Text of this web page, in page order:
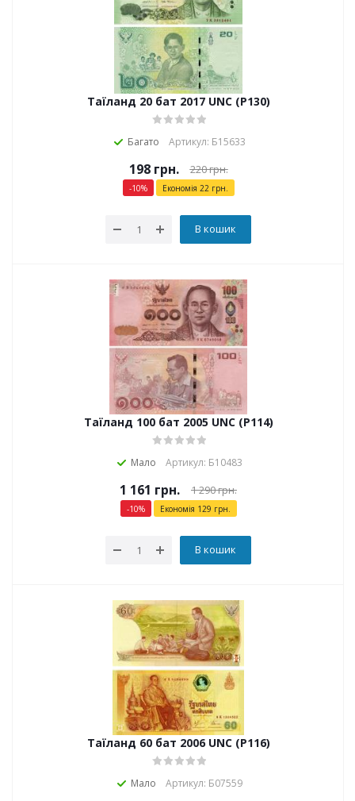
Таїланд 20 бат 2017 UNC (P130)
Багато Артикул: Б15633
198грн. 220грн.
-10% Економія 22грн.
В кошик
Таїланд 100 бат 2005 UNC (P114)
Мало Артикул: Б10483
1 161 грн. 1 290грн.
-10% Економія 129 грн.
В кошик
Таїланд 60 бат 2006 UNC (P116)
Мало Артикул: Б07559